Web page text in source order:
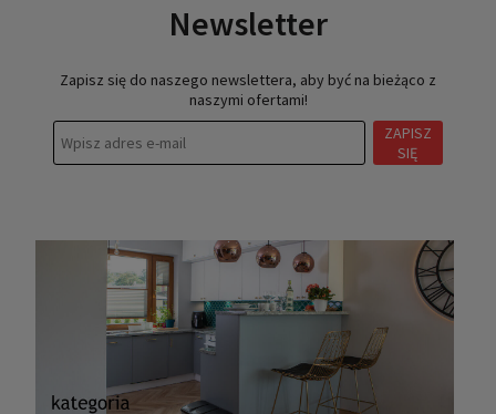
Newsletter
Zapisz się do naszego newslettera, aby być na bieżąco z
naszymi ofertami!
ZAPISZ
SIĘ